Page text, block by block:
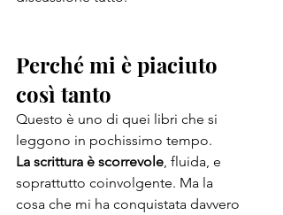
Perché mi è piaciuto
così tanto
Questo è uno di quei libri che si
leggono in pochissimo tempo.
La scrittura è scorrevole, fluida, e
soprattutto coinvolgente. Ma la
cosa che mi ha conquistata davvero